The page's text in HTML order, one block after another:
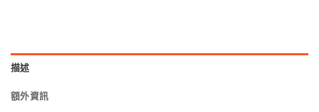
描述
額外資訊